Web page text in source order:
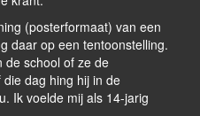
(posterformaat) van een
daar op een tentoonstelling.
de school of ze de
dag hing hij in de
Ik voelde mij als 14-jarig